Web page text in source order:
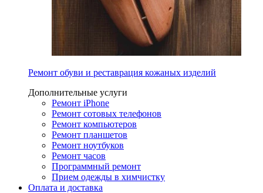
Ремонт обуви и реставрация кожаных изделий
Дополнительные услуги
Ремонт iPhone
Ремонт сотовых телефонов
Ремонт компьютеров
Ремонт планшетов
Ремонт ноутбуков
Ремонт часов
Программный ремонт
Прием одежды в химчистку
Оплата и доставка